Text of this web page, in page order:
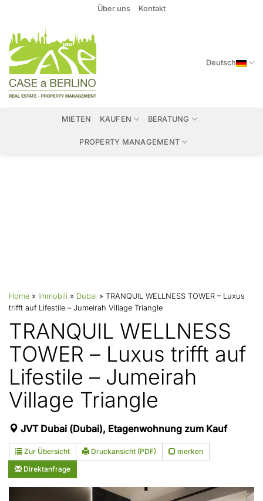
springen
Über uns Kontakt
Deutsch
MIETEN KAUFEN BERATUNG
PROPERTY MANAGEMENT
Home » Immobili » Dubai » TRANQUIL WELLNESS TOWER – Luxus
trifft auf Lifestile – Jumeirah Village Triangle
TRANQUIL WELLNESS
TOWER – Luxus trifft auf
Lifestile – Jumeirah
Village Triangle
JVT Dubai (Dubai), Etagenwohnung zum Kauf
Zur Übersicht Druckansicht (PDF)
merken
Direktanfrage